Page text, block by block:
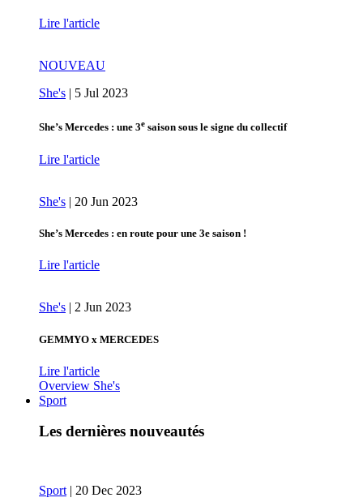
Lire l'article
NOUVEAU
She's | 5 Jul 2023
She’s Mercedes : une 3e saison sous le signe du collectif
Lire l'article
She's | 20 Jun 2023
She’s Mercedes : en route pour une 3e saison !
Lire l'article
She's | 2 Jun 2023
GEMMYO x MERCEDES
Lire l'article
Overview She's
Sport
Les dernières nouveautés
Sport | 20 Dec 2023